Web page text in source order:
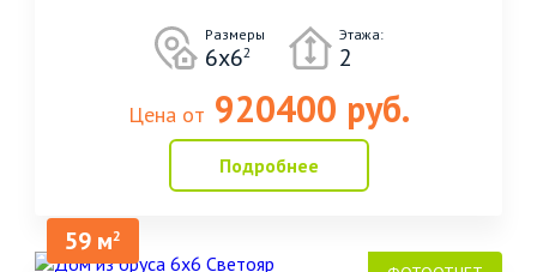
Размеры
6х62
Этажа:
2
Цена от 920400 руб.
Подробнее
59 м2